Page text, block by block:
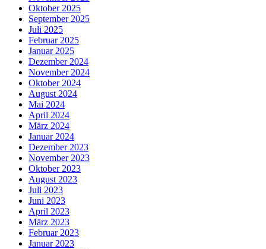
Oktober 2025
September 2025
Juli 2025
Februar 2025
Januar 2025
Dezember 2024
November 2024
Oktober 2024
August 2024
Mai 2024
April 2024
März 2024
Januar 2024
Dezember 2023
November 2023
Oktober 2023
August 2023
Juli 2023
Juni 2023
April 2023
März 2023
Februar 2023
Januar 2023